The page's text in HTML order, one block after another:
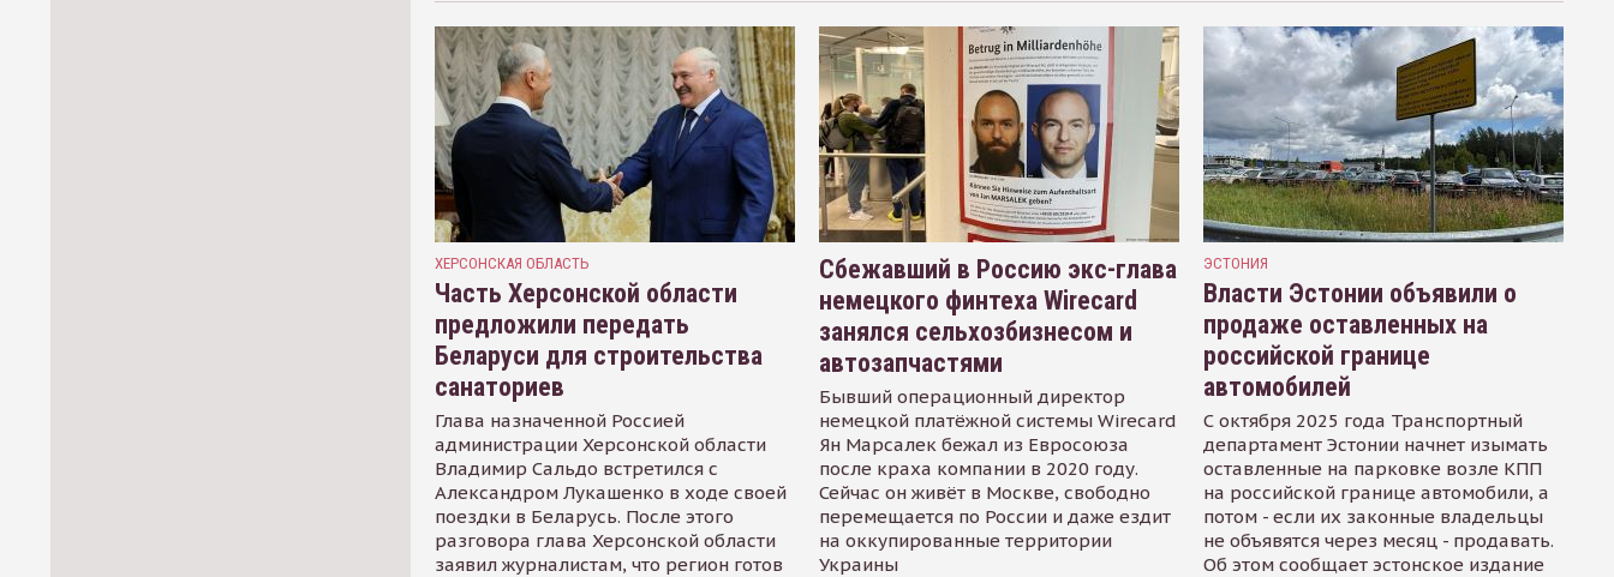
ХЕРСОНСКАЯ ОБЛАСТЬ
Часть Херсонской области
предложили передать
Беларуси для строительства
санаториев
Глава назначенной Россией
администрации Херсонской области
Владимир Сальдо встретился с
Александром Лукашенко в ходе своей
поездки в Беларусь. После этого
разговора глава Херсонской области
заявил журналистам, что регион готов
Сбежавший в Россию экс-глава
немецкого финтеха Wirecard
занялся сельхозбизнесом и
автозапчастями
Бывший операционный директор
немецкой платёжной системы Wirecard
Ян Марсалек бежал из Евросоюза
после краха компании в 2020 году.
Сейчас он живёт в Москве, свободно
перемещается по России и даже ездит
на оккупированные территории
Украины
ЭСТОНИЯ
Власти Эстонии объявили о
продаже оставленных на
российской границе
автомобилей
С октября 2025 года Транспортный
департамент Эстонии начнет изымать
оставленные на парковке возле КПП
на российской границе автомобили, а
потом - если их законные владельцы
не объявятся через месяц - продавать.
Об этом сообщает эстонское издание